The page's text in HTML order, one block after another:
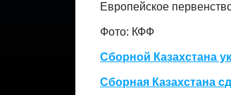
Европейское
Фото: КФФ
Сборной Казахстана
Сборная Казахстана